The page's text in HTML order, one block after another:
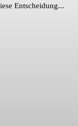
Entscheidung...